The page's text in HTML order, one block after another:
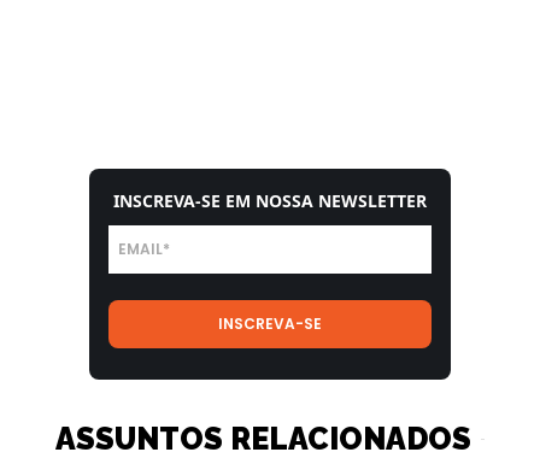
INSCREVA-SE EM NOSSA NEWSLETTER
ASSUNTOS RELACIONADOS